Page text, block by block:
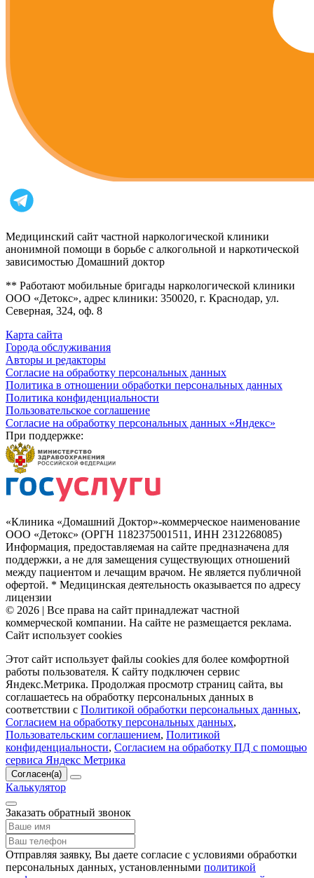
Медицинский сайт частной наркологической клиники
анонимной помощи в борьбе с алкогольной и наркотической
зависимостью Домашний доктор
** Работают мобильные бригады наркологической клиники
ООО «Детокс», адрес клиники: 350020, г. Краснодар, ул.
Северная, 324, оф. 8
Карта сайта
Города обслуживания
Авторы и редакторы
Согласие на обработку персональных данных
Политика в отношении обработки персональных данных
Политика конфиденциальности
Пользовательское соглашение
Согласие на обработку персональных данных «Яндекс»
При поддержке:
«Клиника «Домашний Доктор»-коммерческое наименование
ООО «Детокс» (ОРГН 1182375001511, ИНН 2312268085)
Информация, предоставляемая на сайте предназначена для
поддержки, а не для замещения существующих отношений
между пациентом и лечащим врачом. Не является публичной
офертой. * Медицинская деятельность оказывается по адресу
лицензии
© 2026 | Все права на сайт принадлежат частной
коммерческой компании. На сайте не размещается реклама.
Сайт использует cookies
Этот сайт использует файлы cookies для более комфортной
работы пользователя. К сайту подключен сервис
Яндекс.Метрика. Продолжая просмотр страниц сайта, вы
соглашаетесь на обработку персональных данных в
соответствии с Политикой обработки персональных данных,
Согласием на обработку персональных данных,
Пользовательским соглашением, Политикой
конфиденциальности, Согласием на обработку ПД с помощью
сервиса Яндекс Метрика
Согласен(а)
Калькулятор
Заказать обратный звонок
Отправляя заявку, Вы даете согласие с условиями обработки
персональных данных, установленными политикой